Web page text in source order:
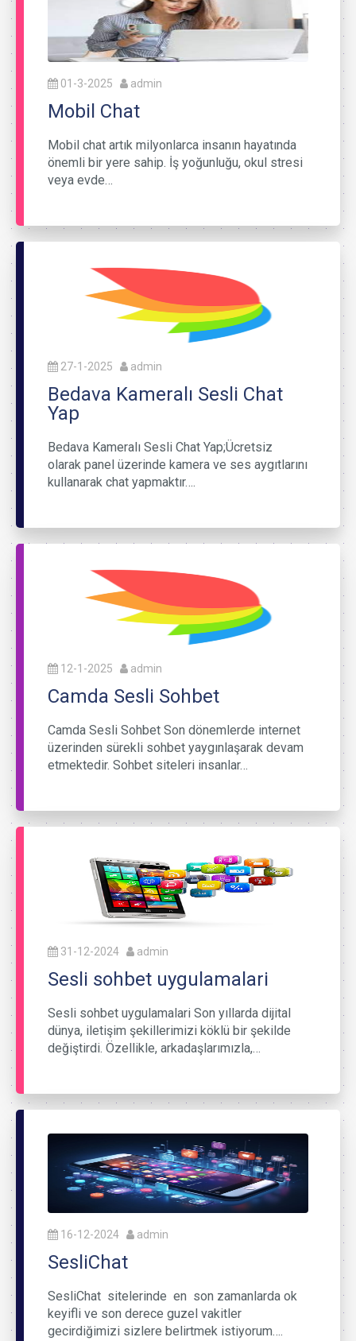
01-3-2025 admin
Mobil Chat
Mobil chat artık milyonlarca insanın hayatında
önemli bir yere sahip. İş yoğunluğu, okul stresi
veya evde…
27-1-2025 admin
Bedava Kameralı Sesli Chat
Yap
Bedava Kameralı Sesli Chat Yap;Ücretsiz
olarak panel üzerinde kamera ve ses aygıtlarını
kullanarak chat yapmaktır….
12-1-2025 admin
Camda Sesli Sohbet
Camda Sesli Sohbet Son dönemlerde internet
üzerinden sürekli sohbet yaygınlaşarak devam
etmektedir. Sohbet siteleri insanlar…
31-12-2024 admin
Sesli sohbet uygulamalari
Sesli sohbet uygulamalari Son yıllarda dijital
dünya, iletişim şekillerimizi köklü bir şekilde
değiştirdi. Özellikle, arkadaşlarımızla,…
16-12-2024 admin
SesliChat
SesliChat sitelerinde en son zamanlarda ok
keyifli ve son derece guzel vakitler
gecirdiğimizi sizlere belirtmek istiyorum….